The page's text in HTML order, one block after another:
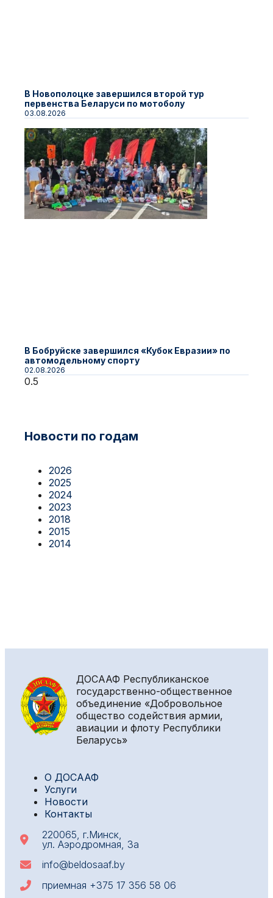
В Новополоцке завершился второй тур
первенства Беларуси по мотоболу
03.08.2026
В Бобруйске завершился «Кубок Евразии» по
автомодельному спорту
02.08.2026
Новости по годам
2026
2025
2024
2023
2018
2015
2014
ДОСААФ Республиканское
государственно-общественное
объединение «Добровольное
общество содействия армии,
авиации и флоту Республики
Беларусь»
О ДОСААФ
Услуги
Новости
Контакты
220065, г.Минск,
ул. Аэродромная, 3а
info@beldosaaf.by
приемная +375 17 356 58 06